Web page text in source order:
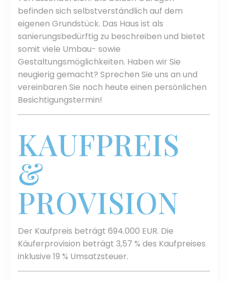
befinden sich selbstverständlich auf dem
eigenen Grundstück. Das Haus ist als
sanierungsbedürftig zu beschreiben und bietet
somit viele Umbau- sowie
Gestaltungsmöglichkeiten. Haben wir Sie
neugierig gemacht? Sprechen Sie uns an und
vereinbaren Sie noch heute einen persönlichen
Besichtigungstermin!
KAUFPREIS
&
PROVISION
Der Kaufpreis beträgt 694.000 EUR. Die
Käuferprovision beträgt 3,57 % des Kaufpreises
inklusive 19 % Umsatzsteuer.